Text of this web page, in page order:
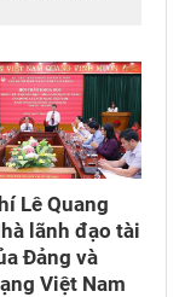
Lê Quang
lãnh đạo tài
Đảng và
Việt Nam​